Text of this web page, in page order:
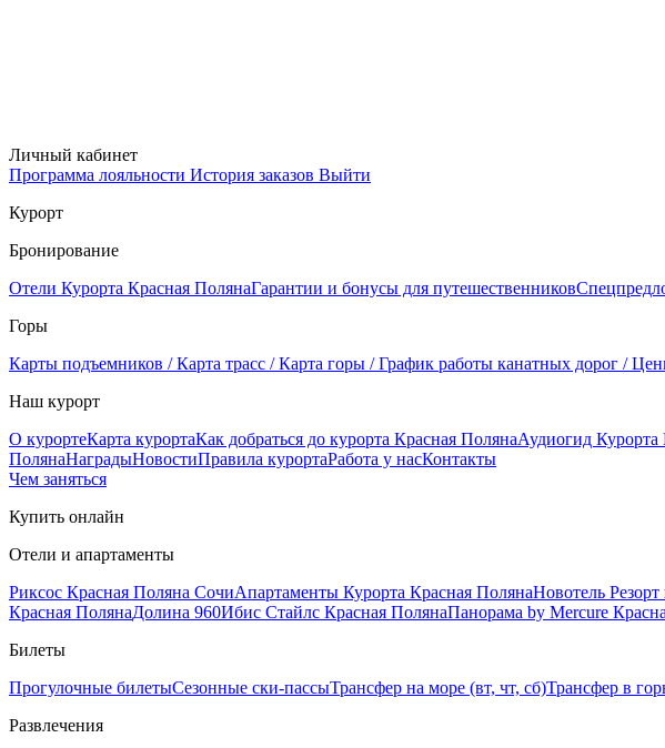
Личный кабинет
Программа лояльности История заказов Выйти
Курорт
Бронирование
Отели Курорта Красная ПолянаГарантии и бонусы для путешественников
Горы
Карты подъемников / Карта трасс / Карта горы / График работы канатных дорог /
Наш курорт
О курортеКарта курортаКак добраться до курорта Красная ПолянаАудиогид Курорта
ПолянаНаградыНовостиПравила курортаРабота у насКонтакты
Чем заняться
Купить онлайн
Отели и апартаменты
Риксос Красная Поляна СочиАпартаменты Курорта Красная ПолянаНовотель
Красная ПолянаДолина 960Ибис Стайлс Красная ПолянаПанорама by Mercure
Билеты
Прогулочные билетыСезонные ски-пассыТрансфер на море (вт, чт, сб)Трансфер в
Развлечения